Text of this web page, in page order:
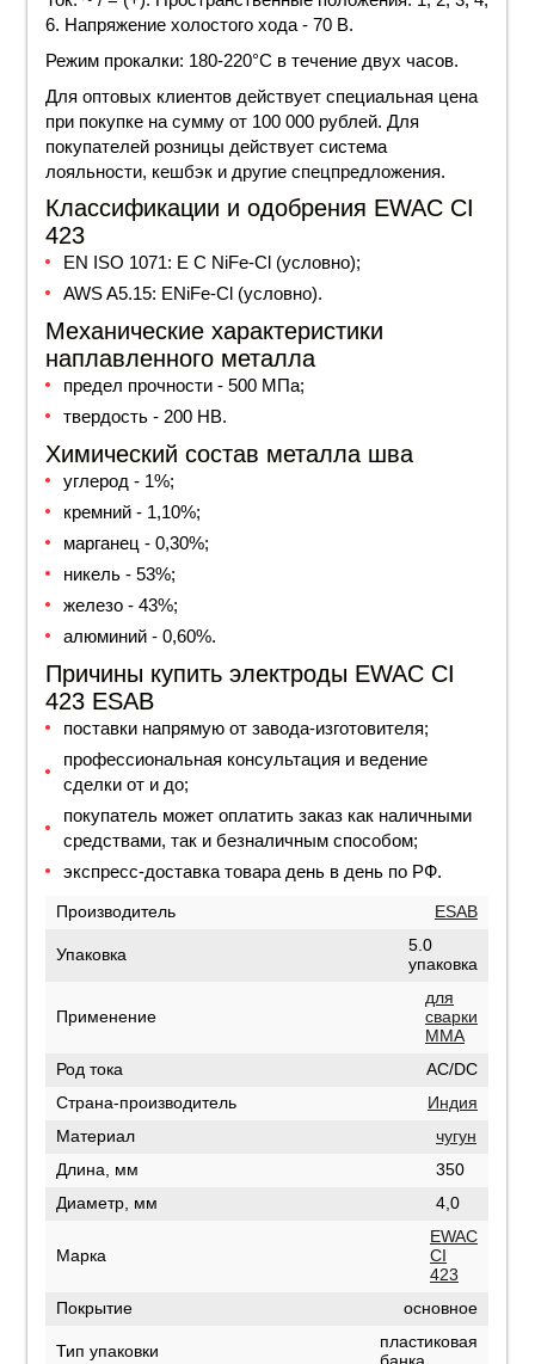
6. Напряжение холостого хода - 70 В.
Режим прокалки: 180-220°С в течение двух часов.
Для оптовых клиентов действует специальная цена
при покупке на сумму от 100 000 рублей. Для
покупателей розницы действует система
лояльности, кешбэк и другие спецпредложения.
Классификации и одобрения EWAC CI
423
EN ISO 1071: E C NiFe-Cl (условно);
AWS A5.15: ENiFe-Cl (условно).
Механические характеристики
наплавленного металла
предел прочности - 500 МПа;
твердость - 200 HB.
Химический состав металла шва
углерод - 1%;
кремний - 1,10%;
марганец - 0,30%;
никель - 53%;
железо - 43%;
алюминий - 0,60%.
Причины купить электроды EWAC CI
423 ESAB
поставки напрямую от завода-изготовителя;
профессиональная консультация и ведение
сделки от и до;
покупатель может оплатить заказ как наличными
средствами, так и безналичным способом;
экспресс-доставка товара день в день по РФ.
Производитель ESAB
Упаковка
5.0
упаковка
Применение
для
сварки
MMA
Род тока
AC/DC
Страна-производитель
Индия
Материал
чугун
Длина, мм
350
Диаметр, мм
4,0
Марка
EWAC
CI
423
Покрытие
основное
Тип упаковки
пластиковая
банка